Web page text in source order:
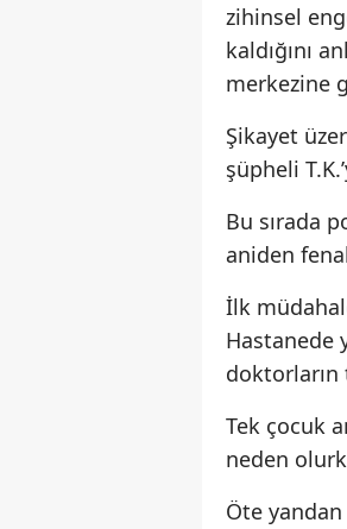
zihinsel
kaldığını
merkezine
Şikayet
şüpheli
Bu sırada
aniden
İlk
Hastanede
doktorların
Tek çocuk
neden
Öte